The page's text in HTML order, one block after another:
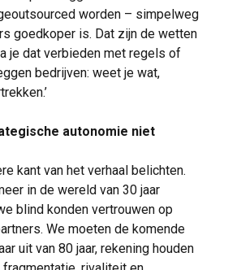
worden – simpelweg
goedkoper is. Dat zijn de wetten
je dat verbieden met regels of
bedrijven: weet je wat,
autonomie niet
kant van het verhaal belichten.
in de wereld van 30 jaar
blind konden vertrouwen op
We moeten de komende
uit van 80 jaar, rekening houden